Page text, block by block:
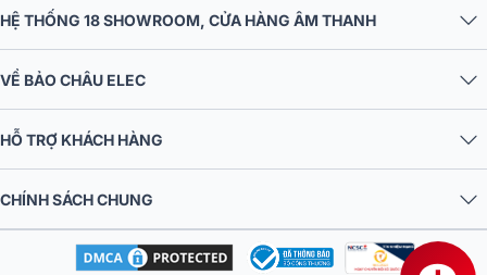
HỆ THỐNG 18 SHOWROOM, CỬA HÀNG ÂM THANH
VỀ BẢO CHÂU ELEC
HỖ TRỢ KHÁCH HÀNG
CHÍNH SÁCH CHUNG